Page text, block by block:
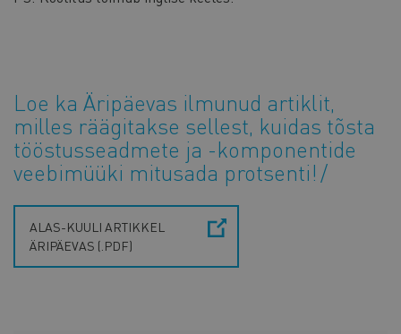
Loe ka Äripäevas ilmunud artiklit,
milles räägitakse sellest, kuidas tõsta
tööstusseadmete ja -komponentide
veebimüüki mitusada protsenti!
ALAS-KUULI ARTIKKEL
ÄRIPÄEVAS (.PDF)